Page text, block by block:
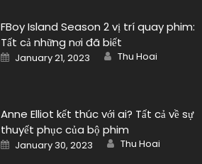
FBoy Island Season 2 vị trí quay phim:
Tất cả những nơi đã biết
Posted
on
January 21, 2023 Author
Thu Hoai
Anne Elliot kết thúc với ai? Tất cả về sự
thuyết phục của bộ phim
Posted
on
January 30, 2023 Author
Thu Hoai